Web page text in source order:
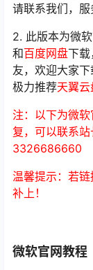
请联系我们，服
2. 此版本为微
和百度网盘下载
友，欢迎大家
极力推荐天翼云
注：以下为微
复，可以联系站
3326686660
温馨提示：若
补上！
微软官网教程